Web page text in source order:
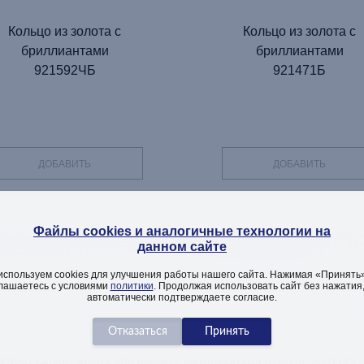
Кольцо из золота с
бриллиантами
921592ЧБ
ДОБАВИТЬ
Кольцо из золота с
бриллиантами
921471Б
ДОБАВИТЬ
ИНФОРМАЦИЯ
Описание изделия Как заказать
Файлы cookies и аналогичные технологии на
данном сайте
cookies для улучшения работы нашего сайта. Нажимая
с условиями политики . Продолжая использовать сайт без
автоматически подтверждаете согласие.